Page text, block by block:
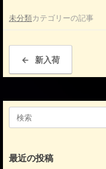
c
e
b
o
o
k
未分類カテゴリーの記事
投稿ナビゲーション
← 新入荷
検
最近の投稿